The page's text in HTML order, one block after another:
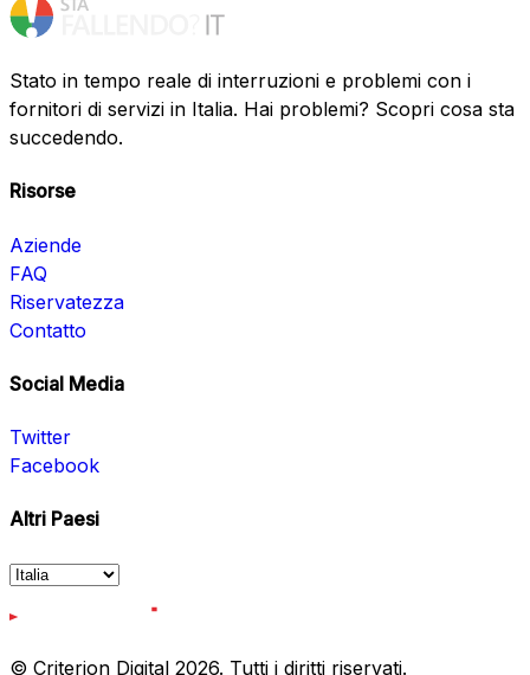
Stato in tempo reale di interruzioni e problemi con i
fornitori di servizi in Italia. Hai problemi? Scopri cosa sta
succedendo.
Risorse
Aziende
FAQ
Riservatezza
Contatto
Social Media
Twitter
Facebook
Altri Paesi
© Criterion Digital 2026. Tutti i diritti riservati.